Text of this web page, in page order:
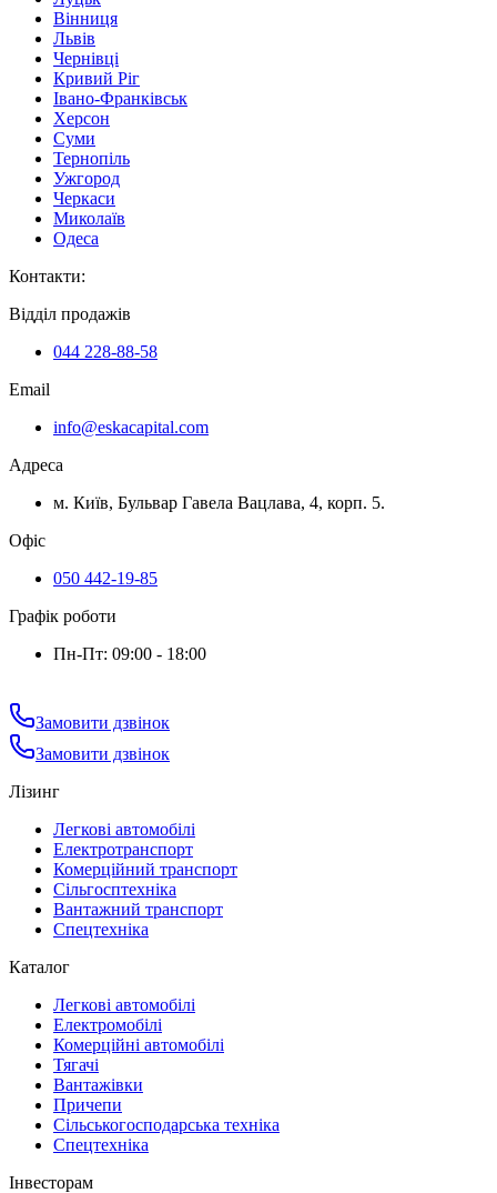
Вінниця
Львів
Чернівці
Кривий Ріг
Івано-Франківськ
Херсон
Суми
Тернопіль
Ужгород
Черкаси
Миколаїв
Одеса
Контакти:
Відділ продажів
044 228-88-58
Email
info@eskacapital.com
Адреса
м. Київ, Бульвар Гавела Вацлава, 4, корп. 5.
Офіс
050 442-19-85
Графік роботи
Пн-Пт: 09:00 - 18:00
Замовити дзвінок
Замовити дзвінок
Лізинг
Легкові автомобілі
Електротранспорт
Комерційний транспорт
Сільгосптехніка
Вантажний транспорт
Спецтехніка
Каталог
Легкові автомобілі
Електромобілі
Комерційні автомобілі
Тягачі
Вантажівки
Причепи
Сільськогосподарська техніка
Спецтехніка
Інвесторам